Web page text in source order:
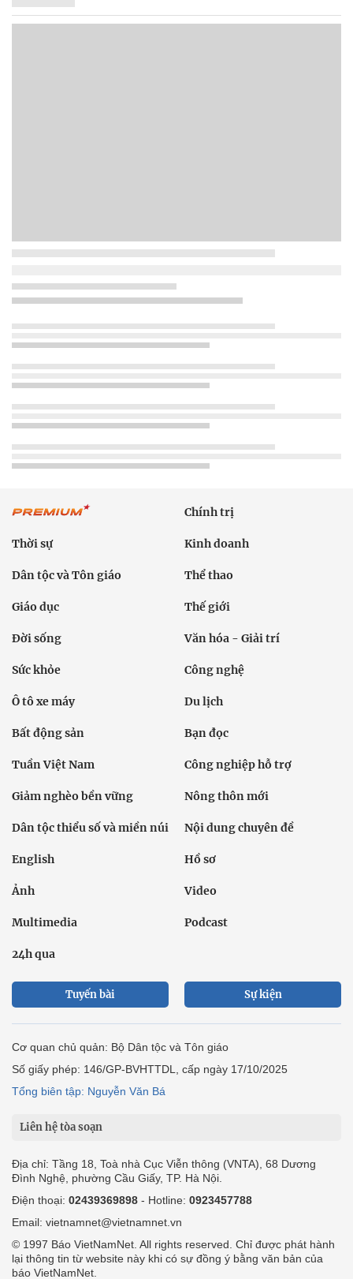
Chính trị
Thời sự Kinh doanh
Dân tộc và Tôn giáo Thể thao
Giáo dục Thế giới
Đời sống Văn hóa - Giải trí
Sức khỏe Công nghệ
Ô tô xe máy Du lịch
Bất động sản Bạn đọc
Tuần Việt Nam Công nghiệp hỗ trợ
Giảm nghèo bền vững Nông thôn mới
Dân tộc thiểu số và miền núi Nội dung chuyên đề
English Hồ sơ
Ảnh Video
Multimedia Podcast
24h qua
Tuyến bài Sự kiện
Cơ quan chủ quản: Bộ Dân tộc và Tôn giáo
Số giấy phép: 146/GP-BVHTTDL, cấp ngày 17/10/2025
Tổng biên tập: Nguyễn Văn Bá
Liên hệ tòa soạn
Địa chỉ: Tầng 18, Toà nhà Cục Viễn thông (VNTA), 68 Dương
Đình Nghệ, phường Cầu Giấy, TP. Hà Nội.
Điện thoại: 02439369898 - Hotline: 0923457788
Email: vietnamnet@vietnamnet.vn
© 1997 Báo VietNamNet. All rights reserved. Chỉ được phát hành
lại thông tin từ website này khi có sự đồng ý bằng văn bản của
báo VietNamNet.